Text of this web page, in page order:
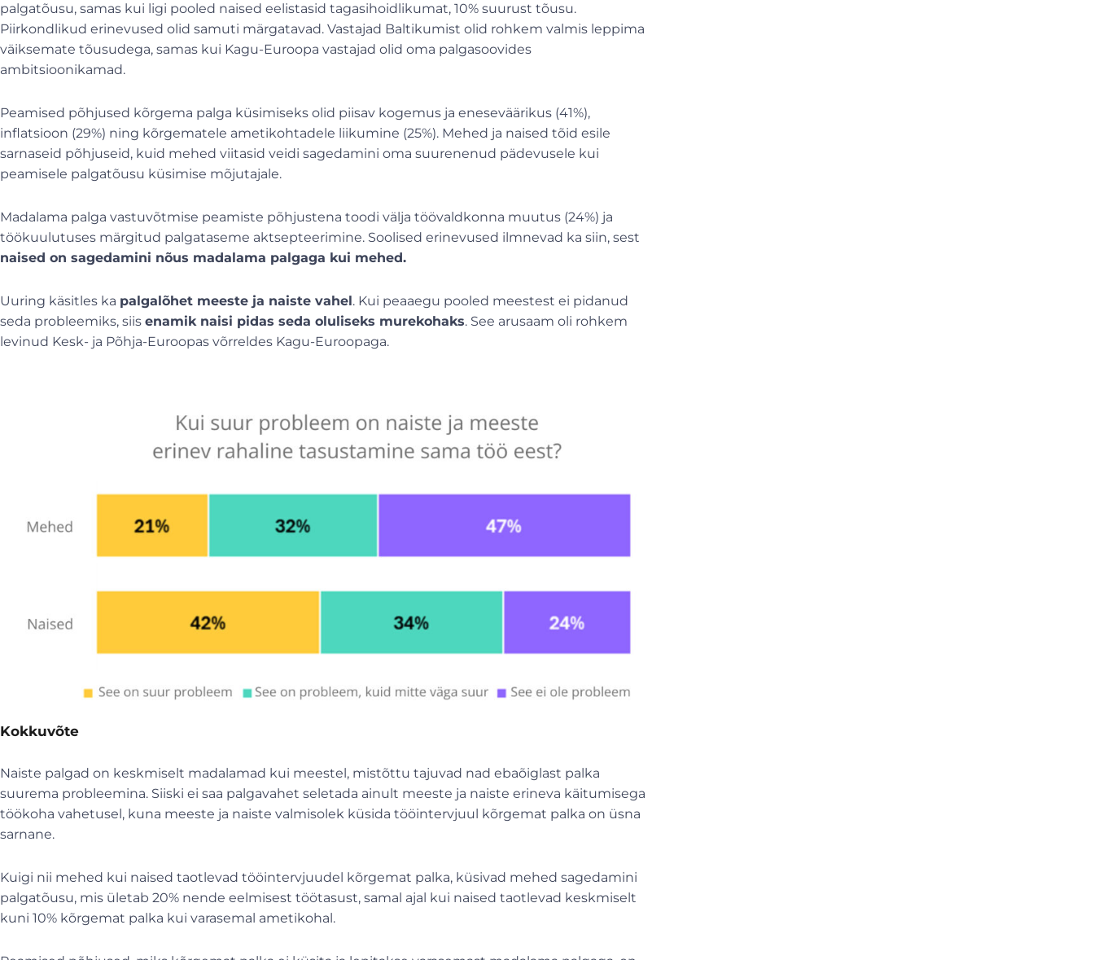
palgatõusu, samas kui ligi pooled naised eelistasid tagasihoidlikumat, 10% suurust tõusu.
Piirkondlikud erinevused olid samuti märgatavad. Vastajad Baltikumist olid rohkem valmis leppima
väiksemate tõusudega, samas kui Kagu-Euroopa vastajad olid oma palgasoovides
ambitsioonikamad.
Peamised põhjused kõrgema palga küsimiseks olid piisav kogemus ja eneseväärikus (41%),
inflatsioon (29%) ning kõrgematele ametikohtadele liikumine (25%). Mehed ja naised tõid esile
sarnaseid põhjuseid, kuid mehed viitasid veidi sagedamini oma suurenenud pädevusele kui
peamisele palgatõusu küsimise mõjutajale.
Madalama palga vastuvõtmise peamiste põhjustena toodi välja töövaldkonna muutus (24%) ja
töökuulutuses märgitud palgataseme aktsepteerimine. Soolised erinevused ilmnevad ka siin, sest
naised on sagedamini nõus madalama palgaga kui mehed.
Uuring käsitles ka palgalõhet meeste ja naiste vahel . Kui peaaegu pooled meestest ei pidanud
seda probleemiks, siis enamik naisi pidas seda oluliseks murekohaks. See arusaam oli rohkem
levinud Kesk- ja Põhja-Euroopas võrreldes Kagu-Euroopaga.
Kokkuvõte
Naiste palgad on keskmiselt madalamad kui meestel, mistõttu tajuvad nad ebaõiglast palka
suurema probleemina. Siiski ei saa palgavahet seletada ainult meeste ja naiste erineva käitumisega
töökoha vahetusel, kuna meeste ja naiste valmisolek küsida tööintervjuul kõrgemat palka on üsna
sarnane.
Kuigi nii mehed kui naised taotlevad tööintervjuudel kõrgemat palka, küsivad mehed sagedamini
palgatõusu, mis ületab 20% nende eelmisest töötasust, samal ajal kui naised taotlevad keskmiselt
kuni 10% kõrgemat palka kui varasemal ametikohal.